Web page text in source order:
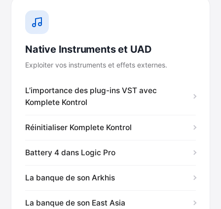
Native Instruments et UAD
Exploiter vos instruments et effets externes.
L’importance des plug-ins VST avec
Komplete Kontrol
Réinitialiser Komplete Kontrol
Battery 4 dans Logic Pro
La banque de son Arkhis
La banque de son East Asia